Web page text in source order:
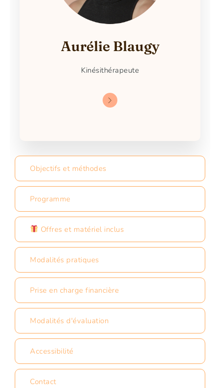
Aurélie Blaugy
Kinésithérapeute
Objectifs et méthodes
Programme
Offres et matériel inclus
Modalités pratiques
Prise en charge financière
Modalités d'évaluation
Accessibilité
Contact